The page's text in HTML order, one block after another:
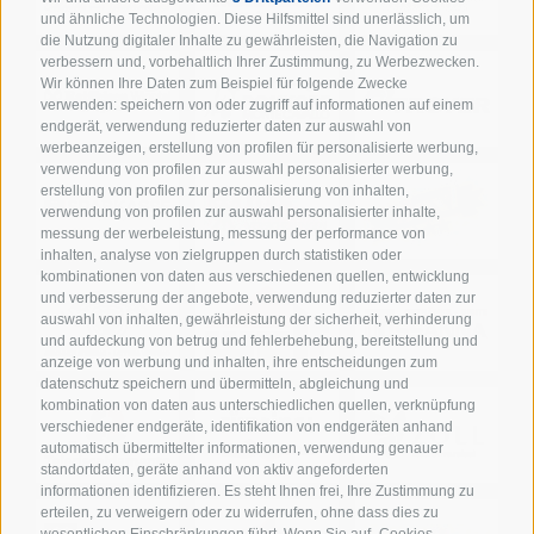
und ähnliche Technologien. Diese Hilfsmittel sind unerlässlich, um
die Nutzung digitaler Inhalte zu gewährleisten, die Navigation zu
verbessern und, vorbehaltlich Ihrer Zustimmung, zu Werbezwecken.
Wir können Ihre Daten zum Beispiel für folgende Zwecke
verwenden: speichern von oder zugriff auf informationen auf einem
endgerät, verwendung reduzierter daten zur auswahl von
werbeanzeigen, erstellung von profilen für personalisierte werbung,
verwendung von profilen zur auswahl personalisierter werbung,
erstellung von profilen zur personalisierung von inhalten,
verwendung von profilen zur auswahl personalisierter inhalte,
messung der werbeleistung, messung der performance von
inhalten, analyse von zielgruppen durch statistiken oder
kombinationen von daten aus verschiedenen quellen, entwicklung
und verbesserung der angebote, verwendung reduzierter daten zur
auswahl von inhalten, gewährleistung der sicherheit, verhinderung
und aufdeckung von betrug und fehlerbehebung, bereitstellung und
anzeige von werbung und inhalten, ihre entscheidungen zum
datenschutz speichern und übermitteln, abgleichung und
kombination von daten aus unterschiedlichen quellen, verknüpfung
verschiedener endgeräte, identifikation von endgeräten anhand
automatisch übermittelter informationen, verwendung genauer
standortdaten, geräte anhand von aktiv angeforderten
informationen identifizieren. Es steht Ihnen frei, Ihre Zustimmung zu
erteilen, zu verweigern oder zu widerrufen, ohne dass dies zu